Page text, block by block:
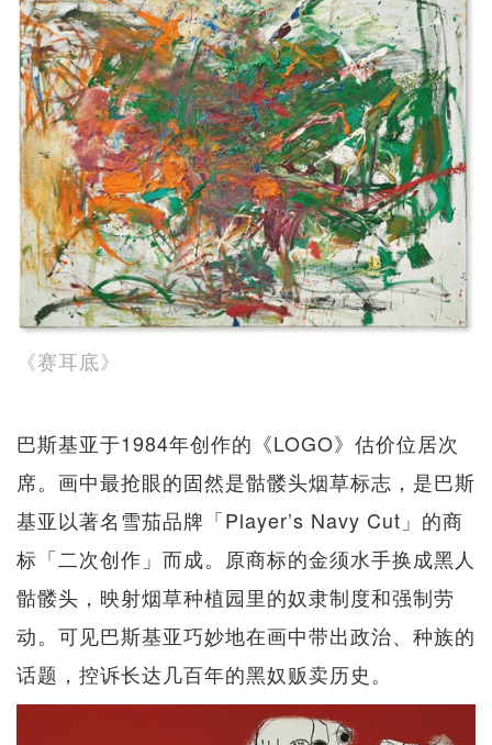
《赛耳底》
巴斯基亚于1984年创作的《LOGO》估价位居次
席。画中最抢眼的固然是骷髅头烟草标志，是巴斯
基亚以著名雪茄品牌「Player’s Navy Cut」的商
标「二次创作」而成。原商标的金须水手换成黑人
骷髅头，映射烟草种植园里的奴隶制度和强制劳
动。可见巴斯基亚巧妙地在画中带出政治、种族的
话题，控诉长达几百年的黑奴贩卖历史。